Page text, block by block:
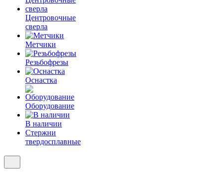
Центровочные
сверла
Метчики
Резьбофрезы
Оснастка
Оборудование
В наличии
Стержни
твердосплавные